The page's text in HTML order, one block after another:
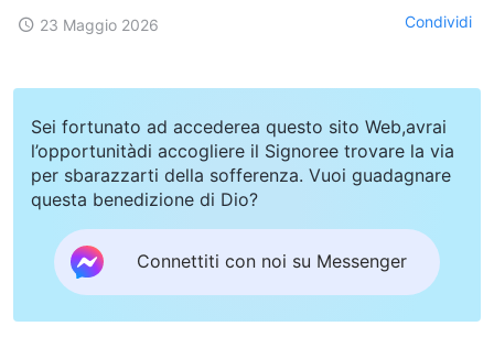
23 Maggio 2026 Condividi
Sei fortunato ad accederea questo sito Web,avrai
l’opportunitàdi accogliere il Signoree trovare la via
per sbarazzarti della sofferenza. Vuoi guadagnare
questa benedizione di Dio?
Connettiti con noi su Messenger